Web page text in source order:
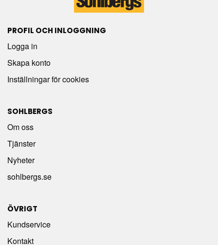
PROFIL OCH INLOGGNING
Logga in
Skapa konto
Inställningar för cookies
SOHLBERGS
Om oss
Tjänster
Nyheter
sohlbergs.se
ÖVRIGT
Kundservice
Kontakt